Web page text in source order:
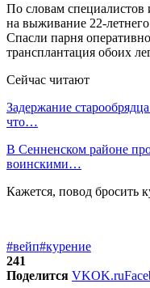
По словам
на выживание 22-
Спасли парня
трансплантация обоих
Сейчас читают
Задержание
что…
В Сенненском районе
воинскими…
Кажется, повод бросить
#вейп#курение
241
Поделится VKOK.ru